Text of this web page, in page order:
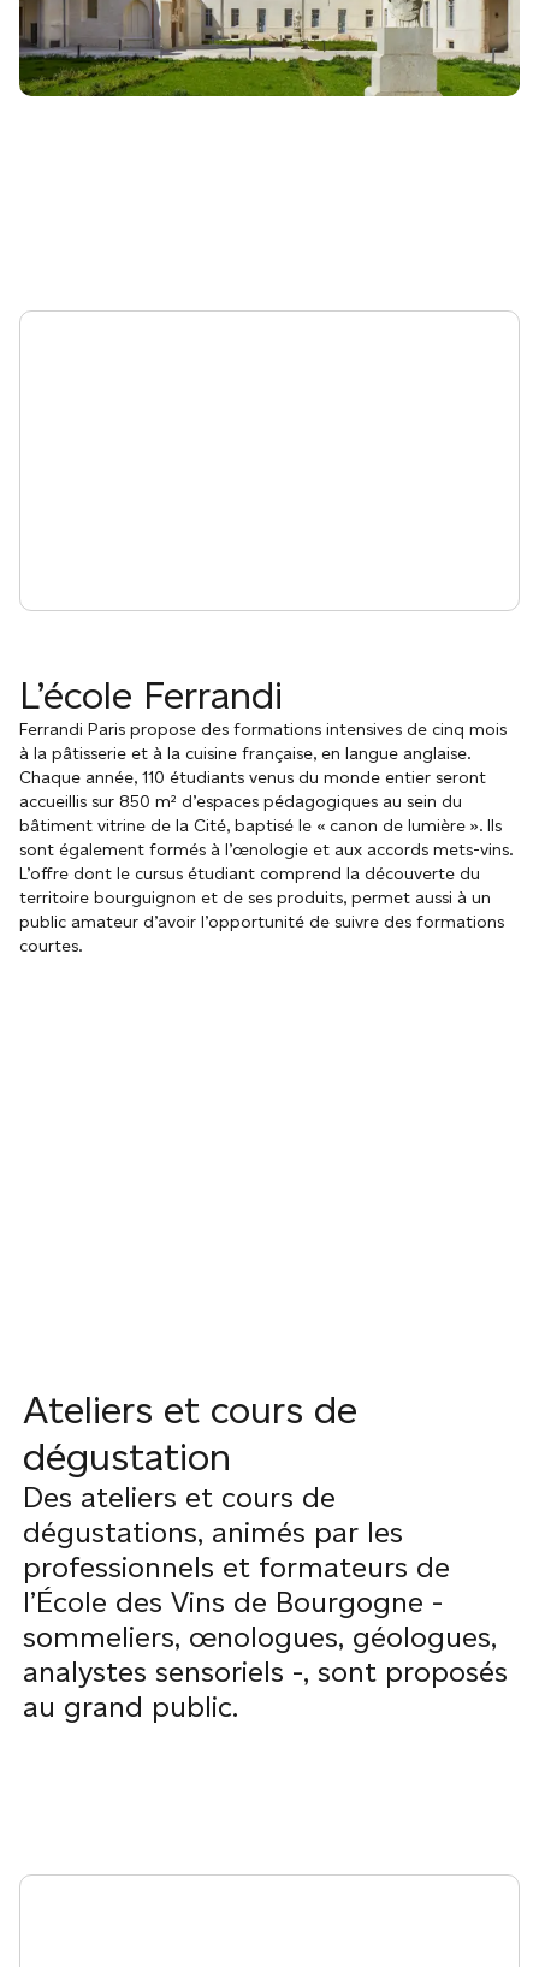
L’école Ferrandi
Ferrandi Paris propose des formations intensives de cinq mois
à la pâtisserie et à la cuisine française, en langue anglaise.
Chaque année, 110 étudiants venus du monde entier seront
accueillis sur 850 m² d’espaces pédagogiques au sein du
bâtiment vitrine de la Cité, baptisé le « canon de lumière ». Ils
sont également formés à l’œnologie et aux accords mets-vins.
L’offre dont le cursus étudiant comprend la découverte du
territoire bourguignon et de ses produits, permet aussi à un
public amateur d’avoir l’opportunité de suivre des formations
courtes.
Ateliers et cours de
dégustation
Des ateliers et cours de
dégustations, animés par les
professionnels et formateurs de
l’École des Vins de Bourgogne -
sommeliers, œnologues, géologues,
analystes sensoriels -, sont proposés
au grand public.